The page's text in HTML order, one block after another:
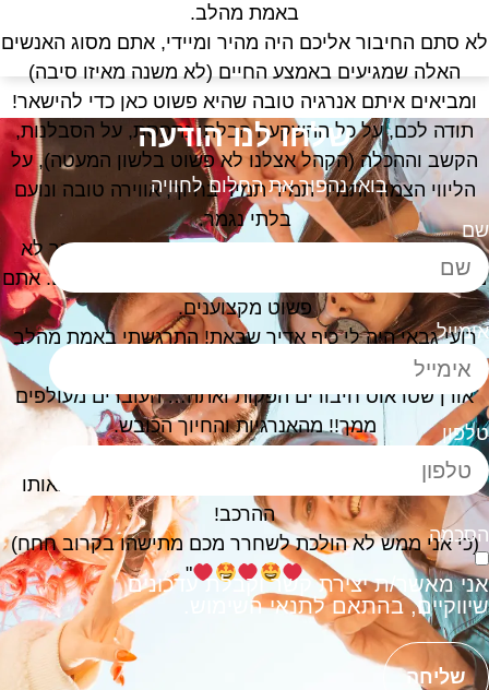
באמת מהלב.
סתם החיבור אליכם היה מהיר ומיידי, אתם מסוג האנשים
האלה שמגיעים באמצע החיים (לא משנה מאיזו סיבה)
ומביאים איתם אנרגיה טובה שהיא פשוט כאן כדי להישאר!
תודה לכם, על כל ההשקעה הבלתי נתפסת, על הסבלנות,
הקשב וההכלה (הקהל אצלנו לא פשוט בלשון המעטה), על
הליווי הצמוד ותמיד תמיד תמיד בחיוך, אווירה טובה ונועם
בלתי נגמר.
בזכותכם אנחנו היינו סופר רגועות והעובדים מהבוקר לא
את החיוך מהפנים ולא מפסיקים לתת שבחים. אתם
פשוט מקצוענים.
רועי גבאי היה לי כיף אדיר שבאת! התרגשתי באמת מהלב
אורן שטראוס חיבורים הפקות ואתה… העובדים מעולפים
ממך!! מהאנרגיות והחיוך הכובש.
ואני מחכה בטירוף לאירוע הבא שלנו ביחד בדיוק באותו
ההרכב!
(כי אני ממש לא הולכת לשחרר מכם מתישהו בקרוב חחח)
"
שלחו לנו הודעה
בואו נהפוך את החלום לחוויה
מאשר/ת יצירת קשר וקבלת עדכונים
בהתאם לתנאי השימוש.
שליחה